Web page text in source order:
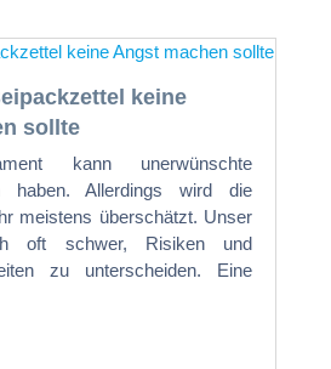
keine
sollte
kann unerwünschte
haben. Allerdings wird die
meistens überschätzt. Unser
oft schwer, Risiken und
zu unterscheiden. Eine